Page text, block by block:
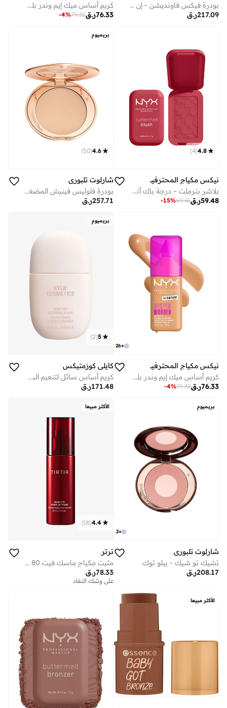
بودرة فيكس فاونديشن - إن سي
ر.ق217.09
كريم أساس ميك إيم وندر بلمسة نهائية مطفية باف
ر.ق76.33
79.32
-4%
4.8
(
4
)
نيكس مكياج المحترفين
بلاشر بترملت – درجة باك آند باتا
ر.ق59.48
69.41
-15%
بريميوم
4.6
(
50
)
شارلوت تلبوري
بودرة فلوليس فينيش المضغوطة - ميديوم 2
ر.ق257.71
+
26
نيكس مكياج المحترفين
كريم أساس ميك إيم وندر بلمسة نهائية مطفية ترو بيج
ر.ق76.33
79.32
-4%
بريميوم
5
(
2
)
كايلي كوزمتيكس
كريم أساس سائل لتنعيم البشرة بتركيبة إكسير - .، مل
ر.ق171.48
بريميوم
+
2
شارلوت تلبوري
تشيك تو شيك - بيلو توك
ر.ق208.17
الأكثر مبيعا
4.4
(
16
)
ترتر
مثبت مكياج ماسك فيت 80 مل
ر.ق78.33
على وشك النفاد
الأكثر مبيعا